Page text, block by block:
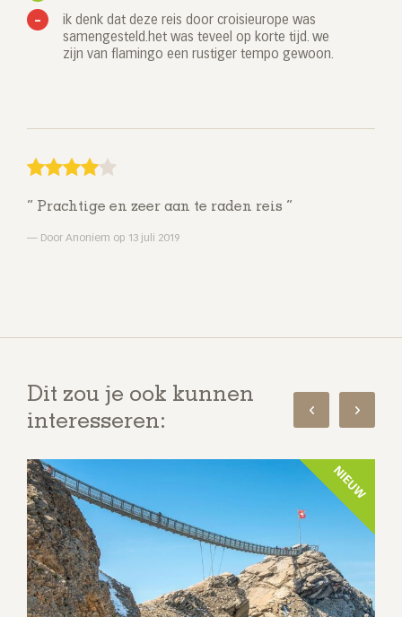
ik denk dat deze reis door croisieurope was
samengesteld.het was teveel op korte tijd. we
zijn van flamingo een rustiger tempo gewoon.
Prachtige en zeer aan te raden reis
Door Anoniem op 13 juli 2019
Dit zou je ook kunnen
interesseren:
NIEUW